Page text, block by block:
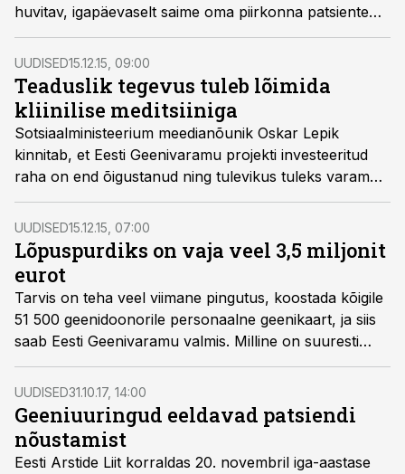
huvitav, igapäevaselt saime oma piirkonna patsiente
küsitledes teada midagi, millest oleks muidu ehk mööda
vaadanud, kirjutab Tõstamaa perearst Madis
Veskimägi.
UUDISED15.12.15, 09:00
Teaduslik tegevus tuleb lõimida
kliinilise meditsiiniga
Sotsiaalministeerium meedianõunik Oskar Lepik
kinnitab, et Eesti Geenivaramu projekti investeeritud
raha on end õigustanud ning tulevikus tuleks varamu
peamiselt teaduslik tegevus senisest rohkem lõimida
igapäevase kliinilise meditsiiniga.
UUDISED15.12.15, 07:00
Lõpuspurdiks on vaja veel 3,5 miljonit
eurot
Tarvis on teha veel viimane pingutus, koostada kõigile
51 500 geenidoonorile personaalne geenikaart, ja siis
saab Eesti Geenivaramu valmis. Milline on suuresti
riikliku rahastamise toel valmivast projektist saadav
praktiline kasu meditsiinile, on küsimus, milles
teadlased jäävad eriarvamusele.
UUDISED31.10.17, 14:00
Geeniuuringud eeldavad patsiendi
nõustamist
Eesti Arstide Liit korraldas 20. novembril iga-aastase